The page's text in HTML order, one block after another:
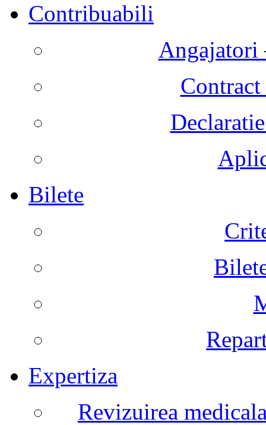
Contribuabili
Angajatori
Contract
Bilete
Expertiza
Revizuirea